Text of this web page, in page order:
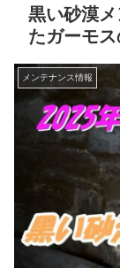
黒い砂漠
たガーモス
メンテナンス情報